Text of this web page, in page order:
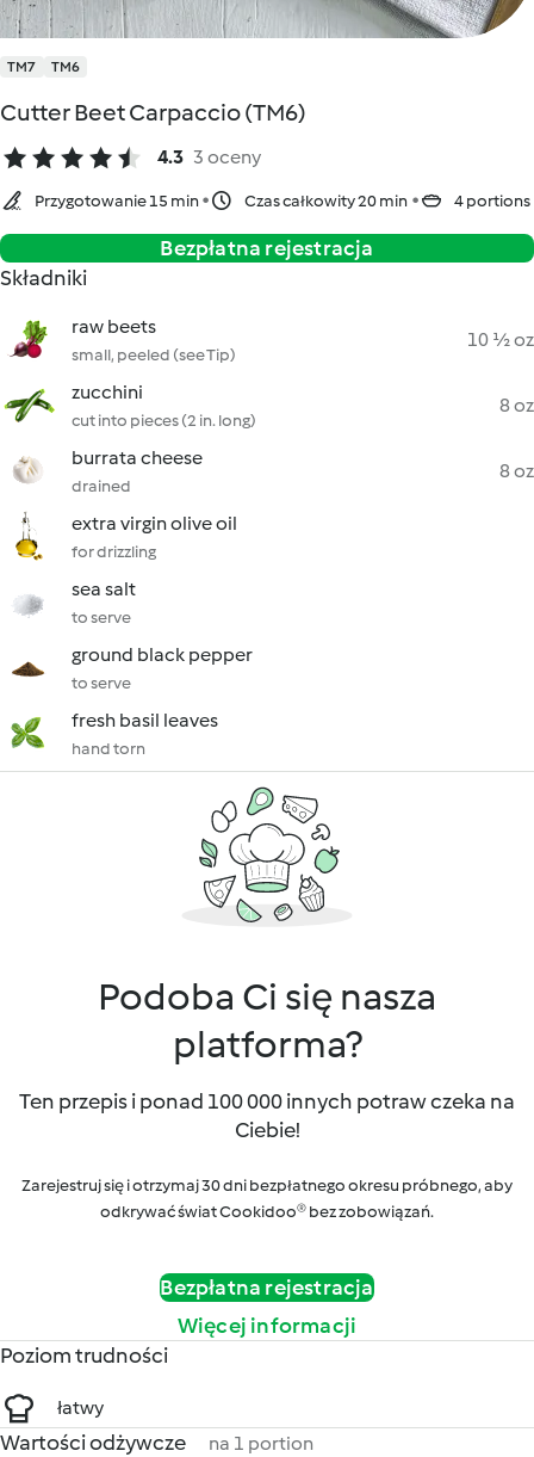
TM7 TM6
Cutter Beet Carpaccio (TM6)
4.3 3 oceny
Przygotowanie 15 min Czas całkowity 20 min 4 portions
Bezpłatna rejestracja
Składniki
raw beets
small, peeled (see Tip)
10 ½ oz
zucchini
cut into pieces (2 in. long)
8 oz
burrata cheese
drained
8 oz
extra virgin olive oil
for drizzling
sea salt
to serve
ground black pepper
to serve
fresh basil leaves
hand torn
Podoba Ci się nasza
platforma?
Ten przepis i ponad 100 000 innych potraw czeka na
Ciebie!
Zarejestruj się i otrzymaj 30 dni bezpłatnego okresu próbnego, aby
odkrywać świat Cookidoo® bez zobowiązań.
Bezpłatna rejestracja
Więcej informacji
Poziom trudności
łatwy
Wartości odżywcze na 1 portion